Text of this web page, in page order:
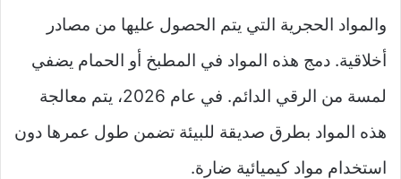
والمواد الحجرية التي يتم الحصول عليها من مصادر
أخلاقية. دمج هذه المواد في المطبخ أو الحمام يضفي
لمسة من الرقي الدائم. في عام 2026، يتم معالجة
هذه المواد بطرق صديقة للبيئة تضمن طول عمرها دون
استخدام مواد كيميائية ضارة.